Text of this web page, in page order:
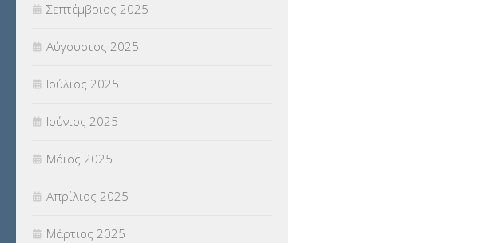
ΦΥΣΙΚΗ ΑΓΩΓΗ(692)
Χωρίς κατηγορία
Σεπτέμβριος 2025
Αύγουστος 2025
Ιούλιος 2025
Ιούνιος 2025
Μάιος 2025
Απρίλιος 2025
Μάρτιος 2025